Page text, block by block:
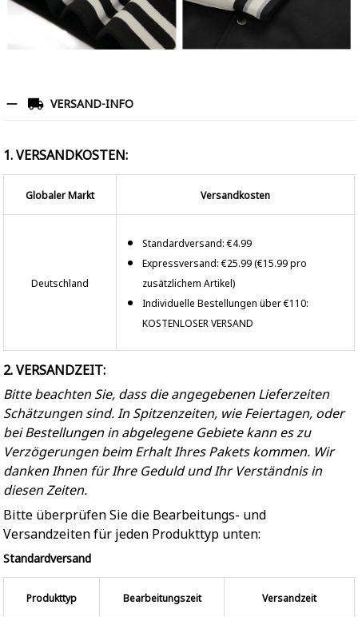
VERSAND-INFO
1. VERSANDKOSTEN:
Globaler Markt Versandkosten
Deutschland
Standardversand: €4.99
Expressversand: €25.99 (€15.99 pro
zusätzlichem Artikel)
Individuelle Bestellungen über €110:
KOSTENLOSER VERSAND
2. VERSANDZEIT:
Bitte beachten Sie, dass die angegebenen Lieferzeiten
Schätzungen sind. In Spitzenzeiten, wie Feiertagen, oder
bei Bestellungen in abgelegene Gebiete kann es zu
Verzögerungen beim Erhalt Ihres Pakets kommen. Wir
danken Ihnen für Ihre Geduld und Ihr Verständnis in
diesen Zeiten.
Bitte überprüfen Sie die Bearbeitungs- und
Versandzeiten für jeden Produkttyp unten:
Standardversand
Produkttyp Bearbeitungszeit Versandzeit